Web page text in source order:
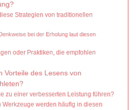
Strategien von traditionellen
bei der Erholung laut diesen
oder Praktiken, die empfohlen
Vorteile des Lesens von
zu einer verbesserten Leistung führen?
werden häufig in diesen